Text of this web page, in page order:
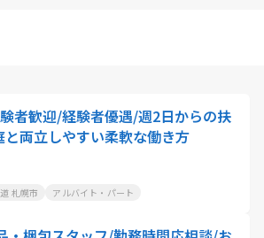
者歓迎/経験者優遇/週2日からの扶
両立しやすい柔軟な働き方
札幌市 アルバイト・パート